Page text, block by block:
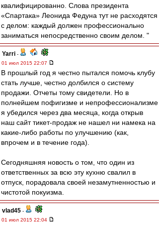
квалифицированно. Слова президента
«Спартака» Леонида Федуна тут не расходятся
с делом: каждый должен профессионально
заниматься непосредственно своим делом. "
Yarri -
01 июл 2015 22:07
В прошлый год я честно пытался помочь клубу
стать лучше, честно долбился о систему
продажи. Отчеты тому свидетели. Но в
полнейшем пофигизме и непрофессионализме
я убедился через два месяца, когда открыв
наш сайт тикет-продаж не нашел ни намека на
какие-либо работы по улучшению (как,
впрочем и в течение года).
Сегодняшняя новость о том, что один из
ответственных за всю эту кухню свалил в
отпуск, порадовала своей незамутненностью и
чистотой покуизма.
vlad45 -
01 июл 2015 22:04